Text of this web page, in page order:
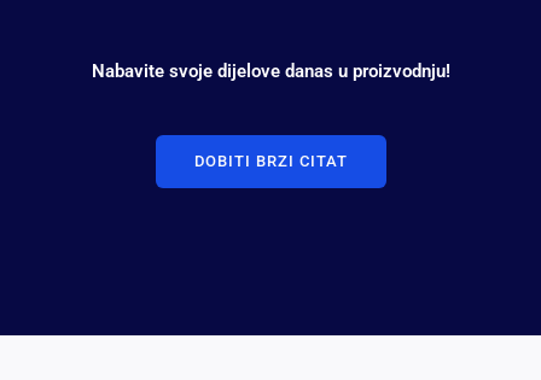
Nabavite svoje dijelove danas u proizvodnju!
DOBITI BRZI CITAT